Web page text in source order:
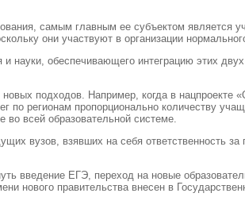
самым главным ее субъектом
они участвуют в организации
обеспечивающего интеграцию этих
подходов. Например, когда в
по регионам пропорционально количеству
всей образовательной системе.
вузов, взявших на себя ответственность
введение ЕГЭ, переход на новые
нового правительства внесен в